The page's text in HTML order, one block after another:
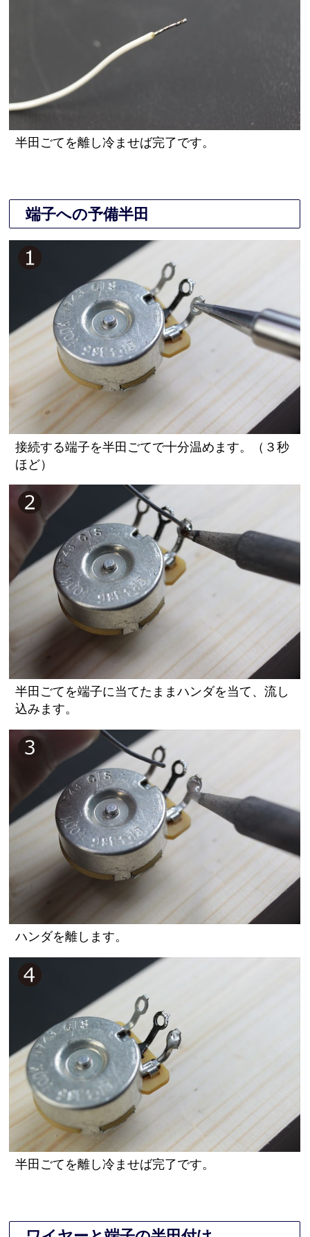
半田ごてを離し冷ませば完了です。
端子への予備半田
接続する端子を半田ごてで十分温めます。（３秒
ほど）
半田ごてを端子に当てたままハンダを当て、流し
込みます。
ハンダを離します。
半田ごてを離し冷ませば完了です。